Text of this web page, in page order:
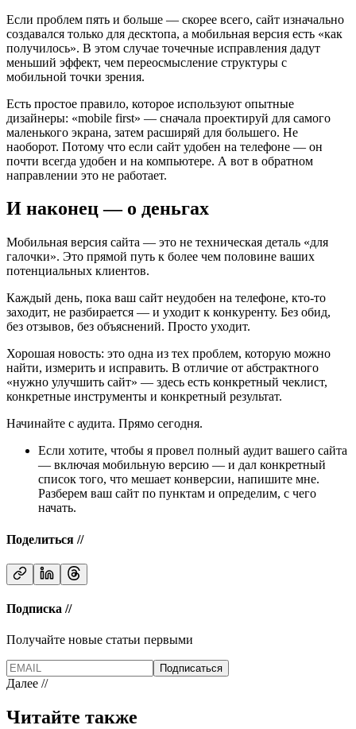
Если проблем пять и больше — скорее всего, сайт изначально
создавался только для десктопа, а мобильная версия есть «как
получилось». В этом случае точечные исправления дадут
меньший эффект, чем переосмысление структуры с
мобильной точки зрения.
Есть простое правило, которое используют опытные
дизайнеры: «mobile first» — сначала проектируй для самого
маленького экрана, затем расширяй для большего. Не
наоборот. Потому что если сайт удобен на телефоне — он
почти всегда удобен и на компьютере. А вот в обратном
направлении это не работает.
И наконец — о деньгах
Мобильная версия сайта — это не техническая деталь «для
галочки». Это прямой путь к более чем половине ваших
потенциальных клиентов.
Каждый день, пока ваш сайт неудобен на телефоне, кто-то
заходит, не разбирается — и уходит к конкуренту. Без обид,
без отзывов, без объяснений. Просто уходит.
Хорошая новость: это одна из тех проблем, которую можно
найти, измерить и исправить. В отличие от абстрактного
«нужно улучшить сайт» — здесь есть конкретный чеклист,
конкретные инструменты и конкретный результат.
Начинайте с аудита. Прямо сегодня.
Если хотите, чтобы я провел полный аудит вашего сайта
— включая мобильную версию — и дал конкретный
список того, что мешает конверсии, напишите мне.
Разберем ваш сайт по пунктам и определим, с чего
начать.
Поделиться //
Подписка //
Получайте новые статьи первыми
Подписаться
Далее //
Читайте также